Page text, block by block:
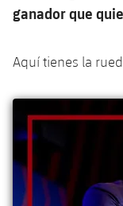
ganador que
Aquí tienes la